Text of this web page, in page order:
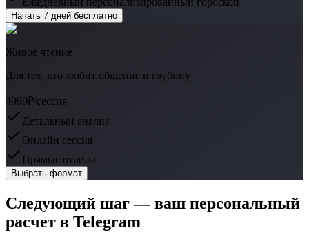
Начать 7 дней бесплатно
Живое чтение
Для тех, кто любит общение и глубину
4990₽/сессия
Детальный анализ
Онлайн сессия
Прямые ответы
Выбрать формат
Следующий шаг — ваш персональный
расчет в Telegram